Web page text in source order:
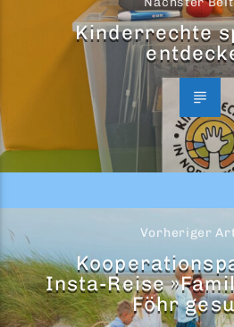
Kinderrechte
Vorheriger
Insta-Reise
Föhr